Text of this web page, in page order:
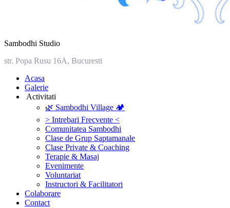
Sambodhi Studio
str. Popa Rusu 16A, Bucuresti
‎Acasa
Galerie
‎ ‎Activitati‎
🌿 Sambodhi Village 🏕️
> Intrebari Frecvente <
Comunitatea Sambodhi
Clase de Grup Saptamanale
Clase Private & Coaching
Terapie & Masaj
‎Evenimente
Voluntariat
‏‏‎Instructori & Facilitatori
Colaborare
Contact